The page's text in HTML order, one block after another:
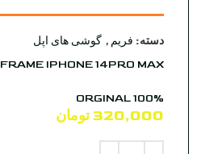
دسته: فریم , گوشی های اپل
FRAME IPHONE 14PRO MAX
ORGINAL 100%
320,000تومان